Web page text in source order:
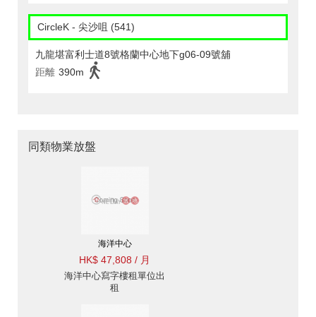
CircleK - 尖沙咀 (541)
九龍堪富利士道8號格蘭中心地下g06-09號舖
距離 390m
同類物業放盤
海洋中心
HK$ 47,808 / 月
海洋中心寫字樓租單位出
租